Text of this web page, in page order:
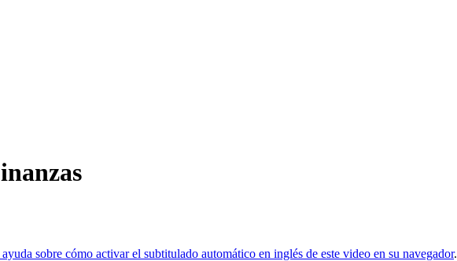
sobre cómo activar el subtitulado automático en inglés de este video en su navegador.